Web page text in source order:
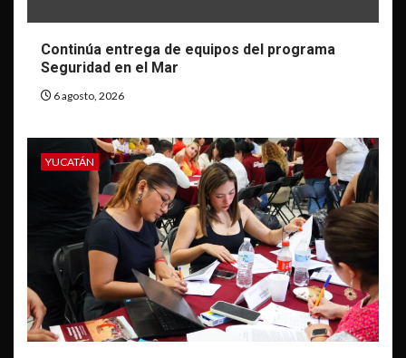
Continúa entrega de equipos del programa
Seguridad en el Mar
6 agosto, 2026
YUCATÁN